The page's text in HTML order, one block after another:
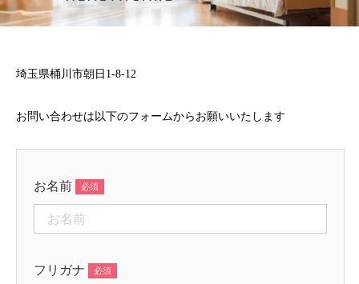
埼玉県桶川市朝日1-8-12
お問い合わせは以下のフォームからお願いいたします
お名前
フリガナ